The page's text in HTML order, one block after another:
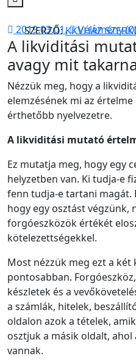
SZERZŐ:KKVHÁZ
2019.03.01. Vélemény
A likviditási
avagy mit
Nézzük meg, hogy a
elemzésének mi az
érthetőbb nyelvezetre.
A likviditási mutató
Ez mutatja meg, hogy egy
helyzetben van. Ki tudja-e
fenn tudja-e tartani magát.
hogy egy osztást végzünk,
forgóeszközök értékét
kötelezettségekkel.
Most nézzük meg ezt a
pontosabban.
készletek és a
a számlák, hitelek,
oldalon azok a tételek,
osztjuk a másik oldalt,
vannak.